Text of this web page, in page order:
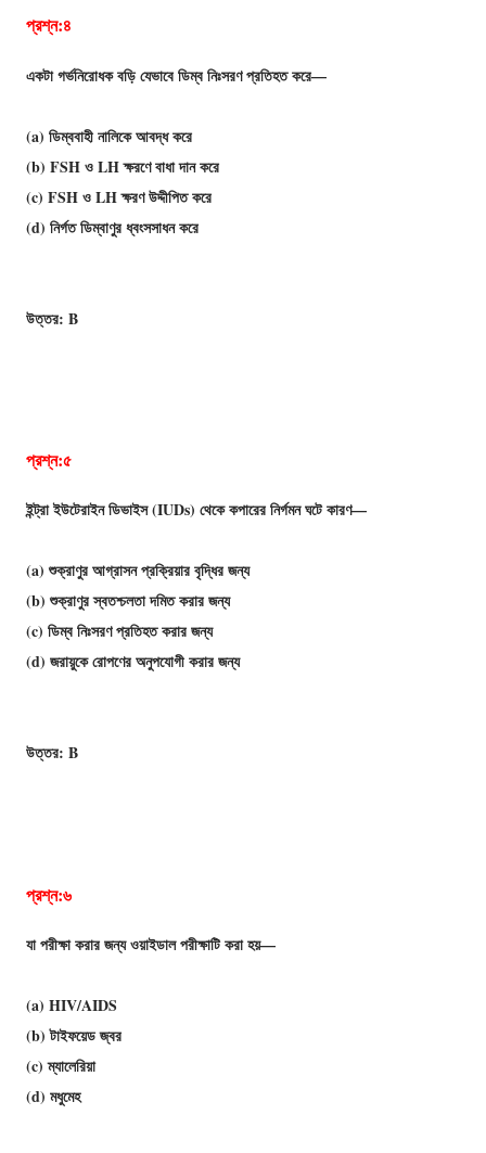
প্রশ্ন:৪
একটা গর্ভনিরােধক বড়ি যেভাবে ডিম্ব নিঃসরণ প্রতিহত করে—
(a) ডিম্ববাহী নালিকে আবদ্ধ করে
(b) FSH ও LH ক্ষরণে বাধা দান করে
(c) FSH ও LH ক্ষরণ উদ্দীপিত করে
(d) নির্গত ডিম্বাণুর ধ্বংসসাধন করে
উত্তর: B
প্রশ্ন:৫
ইন্ট্রা ইউটেরাইন ডিভাইস (IUDs) থেকে কপারের নির্গমন ঘটে কারণ—
(a) শুক্রাণুর আগ্রাসন প্রক্রিয়ার বৃদ্ধির জন্য
(b) শুক্রাণুর স্বতশ্চলতা দমিত করার জন্য
(c) ডিম্ব নিঃসরণ প্রতিহত করার জন্য
(d) জরায়ুকে রােপণের অনুপযােগী করার জন্য
উত্তর: B
প্রশ্ন:৬
যা পরীক্ষা করার জন্য ওয়াইডাল পরীক্ষাটি করা হয়—
(a) HIV/AIDS
(b) টাইফয়েড জ্বর
(c) ম্যালেরিয়া
(d) মধুমেহ